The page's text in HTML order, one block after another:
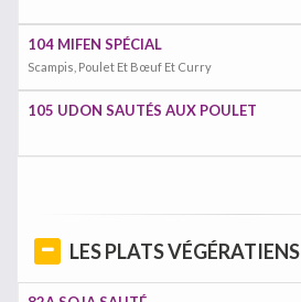
104 MIFEN SPÉCIAL
Scampis, Poulet Et Bœuf Et Curry
105 UDON SAUTÉS AUX POULET
LES PLATS VÉGÉRATIENS